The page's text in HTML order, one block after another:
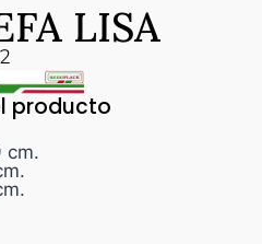
LISA
producto
cm.